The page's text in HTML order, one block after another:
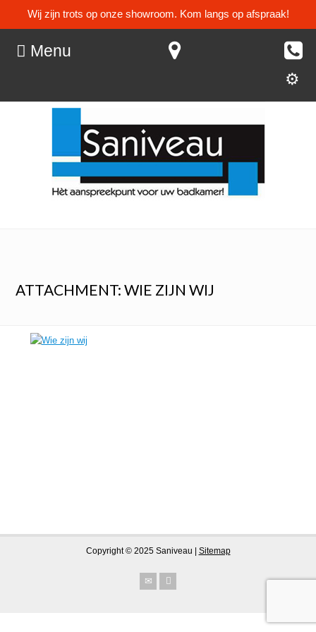
Wij zijn trots op onze showroom. Kom langs op afspraak!
Menu
ATTACHMENT: WIE ZIJN WIJ
Copyright © 2025 Saniveau | Sitemap